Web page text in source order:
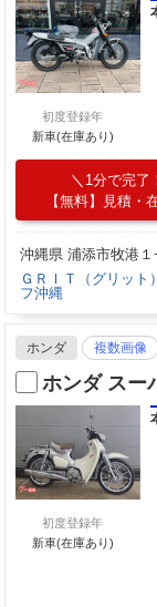
初度登録年
新車(在庫あり)
1分で完了
【無料】見積・
沖縄県 浦添市牧港１
ＧＲＩＴ（グリット
フ沖縄
ホンダ 複数画像
ホンダ スー
初度登録年
新車(在庫あり)